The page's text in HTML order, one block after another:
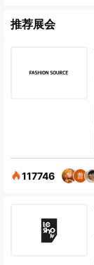
推荐展会
117746